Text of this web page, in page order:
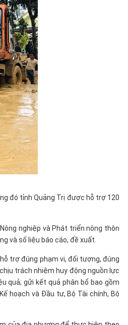
đó tỉnh Quảng Trị được hỗ trợ 120
nghiệp và Phát triển nông thôn
và số liệu báo cáo, đề xuất.
trợ đúng phạm vi, đối tượng, đúng
trách nhiệm huy động nguồn lực
quả; gửi kết quả phân bổ bao gồm
hoạch và Đầu tư, Bộ Tài chính, Bộ